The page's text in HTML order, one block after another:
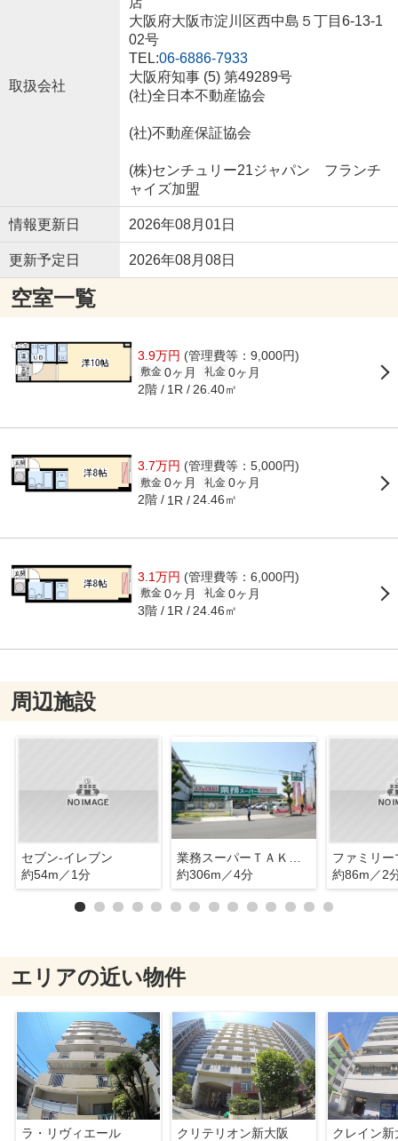
取扱会社
大阪府大阪市淀川区西中島５丁目6-13-1
02号
TEL:06-6886-7933
大阪府知事 (5) 第49289号
(社)全日本不動産協会
(社)不動産保証協会
(株)センチュリー21ジャパン フランチ
ャイズ加盟
情報更新日 2026年08月01日
更新予定日 2026年08月08日
空室一覧
3.9万円 (管理費等：9,000円)
敷金 0ヶ月 礼金 0ヶ月
2階 1R 26.40㎡
3.7万円 (管理費等：5,000円)
敷金 0ヶ月 礼金 0ヶ月
2階 1R 24.46㎡
3.1万円 (管理費等：6,000円)
敷金 0ヶ月 礼金 0ヶ月
3階 1R 24.46㎡
周辺施設
セブン-イレブン
約54m／1分
約306m／4分
ファミリー
約86m／2
エリアの近い物件
ラ・リヴィエール
クリテリオン新大阪
クレイン新